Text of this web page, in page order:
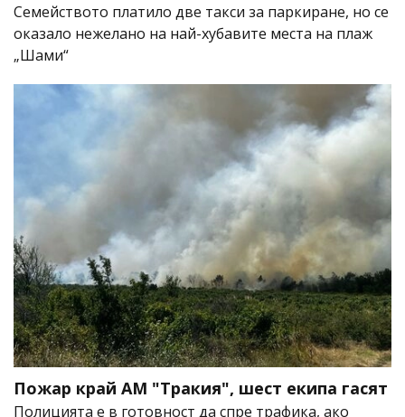
Семейството платило две такси за паркиране, но се
оказало нежелано на най-хубавите места на плаж
„Шами“
Пожар край АМ "Тракия", шест екипа гасят
Полицията е в готовност да спре трафика, ако